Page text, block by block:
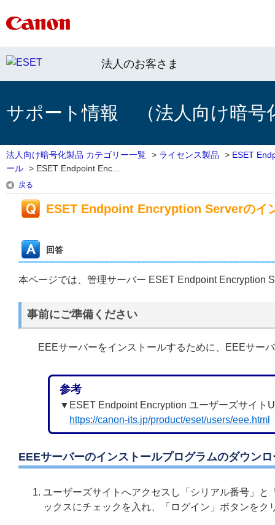
法人のお客さま
サポート情報 （法人向け暗号
法人向け暗号化製品 カテゴリー一覧 > ライセンス製品 > ESET
ール > ESET Endpoint Enc...
戻る
ESET Endpoint Encryption Serverのイ
回答
本ページでは、管理サーバー ESET Endpoint Encryption
事前にご準備ください
EEEサーバーをインストールするために、EEEサー
参考
▼ESET Endpoint Encryption ユーザーズサイト
https://canon-its.jp/product/eset/users/eee.html
EEEサーバーのインストールプログラムのダウンロ
ユーザーズサイトへアクセスし「シリアル番号」
ックスにチェックを入れ、「ログイン」ボタンをク